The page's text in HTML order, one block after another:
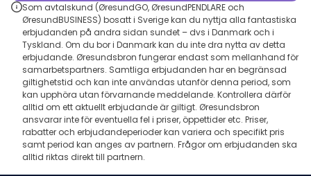
Som avtalskund (ØresundGO, ØresundPENDLARE och
ØresundBUSINESS) bosatt i Sverige kan du nyttja alla fantastiska
erbjudanden på andra sidan sundet – dvs i Danmark och i
Tyskland. Om du bor i Danmark kan du inte dra nytta av detta
erbjudande. Øresundsbron fungerar endast som mellanhand för
samarbetspartners. Samtliga erbjudanden har en begränsad
giltighetstid och kan inte användas utanför denna period, som
kan upphöra utan förvarnande meddelande. Kontrollera därför
alltid om ett aktuellt erbjudande är giltigt. Øresundsbron
ansvarar inte för eventuella fel i priser, öppettider etc. Priser,
rabatter och erbjudandeperioder kan variera och specifikt pris
samt period kan anges av partnern. Frågor om erbjudanden ska
alltid riktas direkt till partnern.